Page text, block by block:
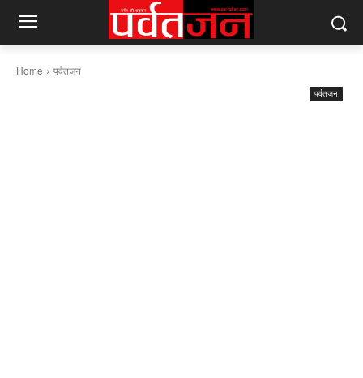
Home पर्वतजन
पर्वतजन